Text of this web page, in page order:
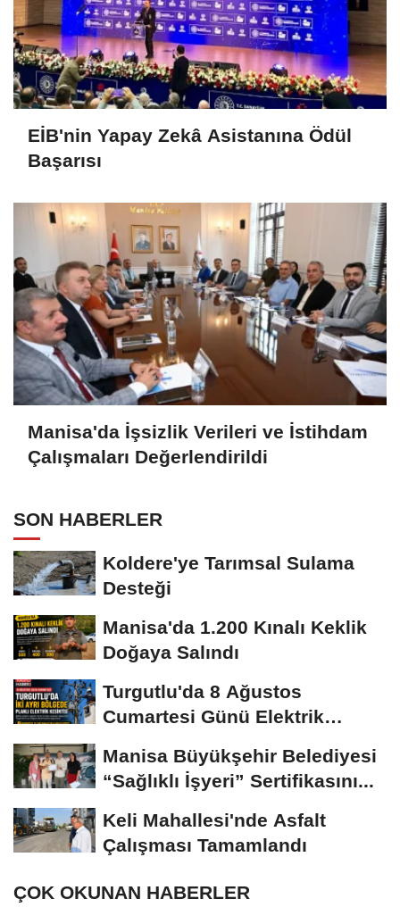
EİB'nin Yapay Zekâ Asistanına Ödül
Başarısı
Manisa'da İşsizlik Verileri ve İstihdam
Çalışmaları Değerlendirildi
SON HABERLER
Koldere'ye Tarımsal Sulama
Desteği
Manisa'da 1.200 Kınalı Keklik
Doğaya Salındı
Turgutlu'da 8 Ağustos
Cumartesi Günü Elektrik
Manisa Büyükşehir Belediyesi
“Sağlıklı İşyeri” Sertifikasını...
Keli Mahallesi'nde Asfalt
Çalışması Tamamlandı
ÇOK OKUNAN HABERLER